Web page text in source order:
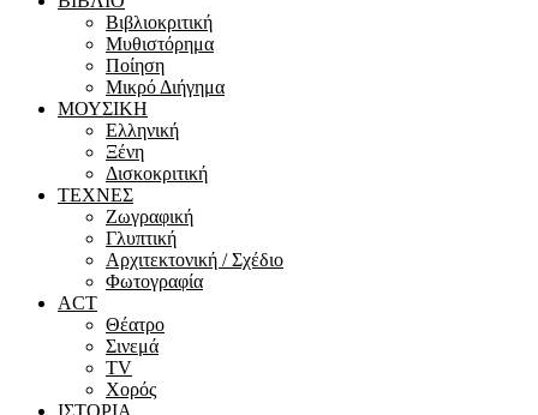
Βιβλιοκριτική
Μυθιστόρημα
Ποίηση
Μικρό Διήγημα
ΜΟΥΣΙΚΗ
Ελληνική
Ξένη
Δισκοκριτική
ΤΕΧΝΕΣ
Ζωγραφική
Γλυπτική
Αρχιτεκτονική / Σχέδιο
Φωτογραφία
ACT
Θέατρο
Σινεμά
ΤV
Χορός
ΙΣΤΟΡΙΑ